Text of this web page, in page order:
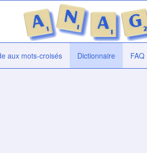
aux mots-croisés Dictionnaire FAQ